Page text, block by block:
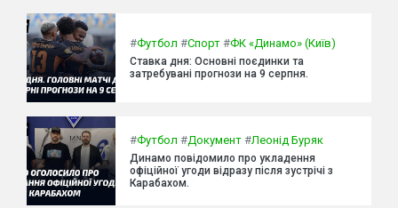
#Футбол #Спорт #ФК «Динамо» (Київ)
Ставка дня: Основні поєдинки та
затребувані прогнози на 9 серпня.
#Футбол #Документ #Леонід Буряк
Динамо повідомило про укладення
офіційної угоди відразу після зустрічі з
Карабахом.